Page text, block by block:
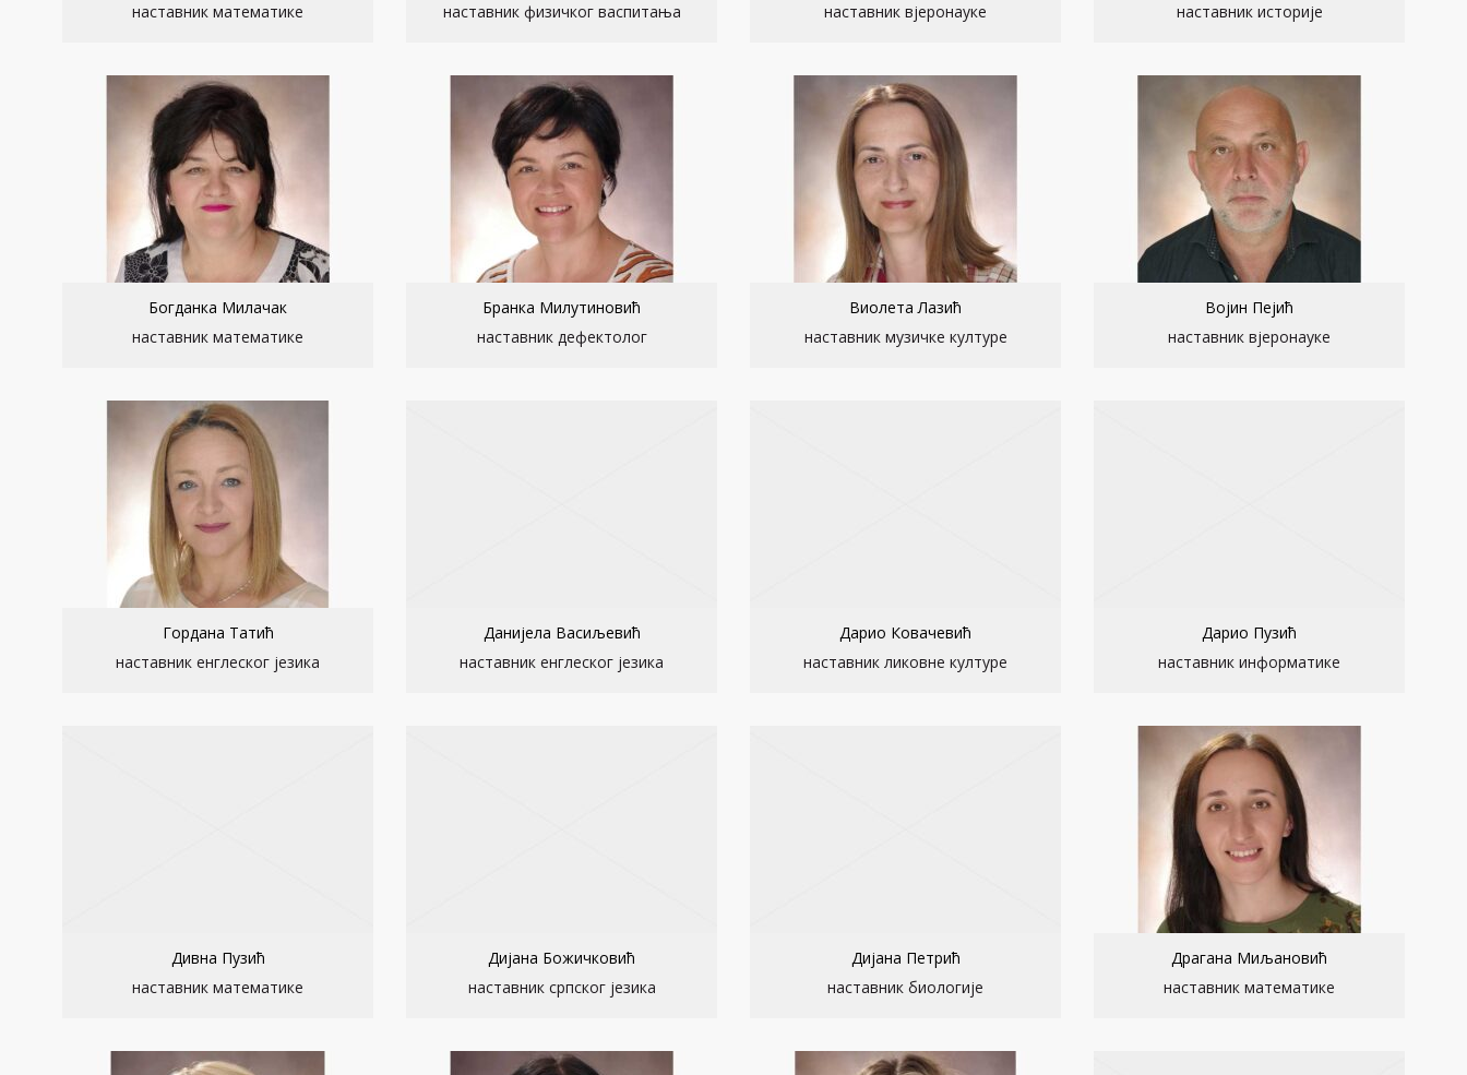
наставник математике
наставник физичког васпитања
наставник вјеронауке
наставник историје
Богданка Милачак
наставник математике
Бранка Милутиновић
наставник дефектолог
Виолета Лазић
наставник музичке културе
Војин Пејић
наставник вјеронауке
Гордана Татић
наставник енглеског језика
Данијела Васиљевић
наставник енглеског језика
Дарио Ковачевић
наставник ликовне културе
Дарио Пузић
наставник информатике
Дивна Пузић
наставник математике
Дијана Божичковић
наставник српског језика
Дијана Петрић
наставник биологије
Драгана Миљановић
наставник математике